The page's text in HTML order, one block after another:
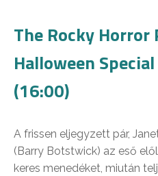
The Rocky Horror
Halloween
(16:00)
A frissen eljegyzett pár,
(Barry Botstwick) az eső
keres menedéket, miután